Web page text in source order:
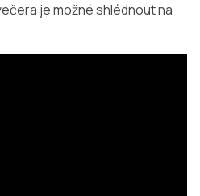
je možné shlédnout na